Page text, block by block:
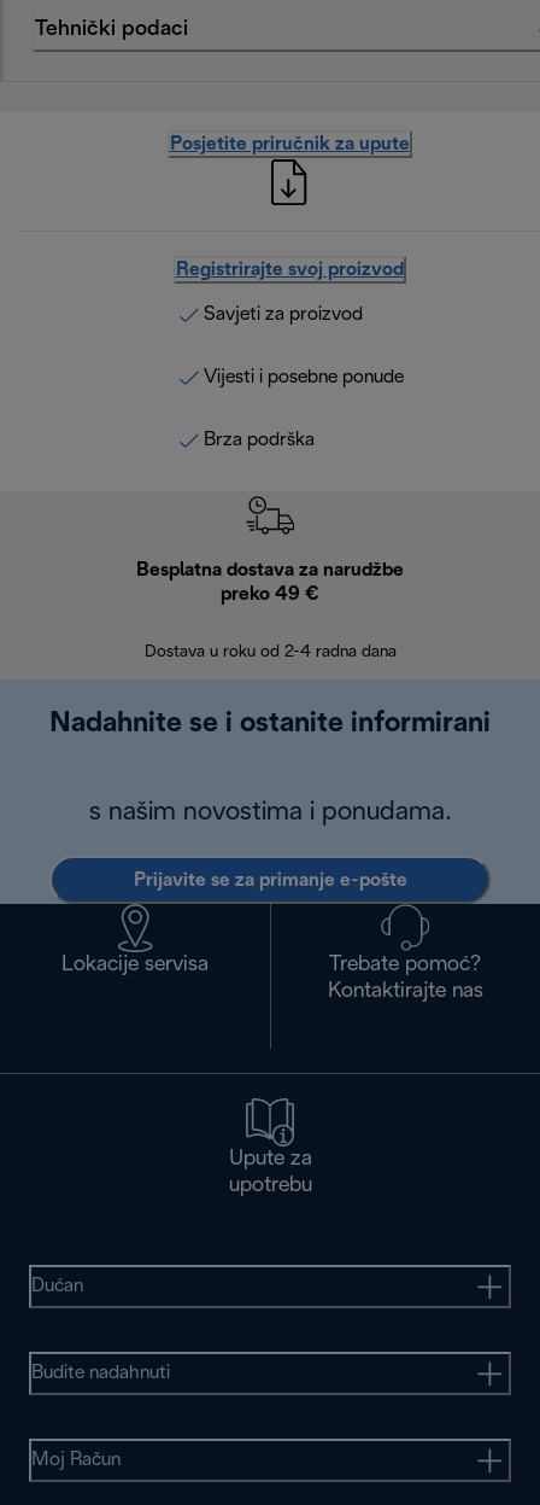
Tehnički podaci
Posjetite priručnik za upute
Registrirajte svoj proizvod
Savjeti za proizvod
Vijesti i posebne ponude
Brza podrška
Besplatna dostava za narudžbe
preko 49 €
Dostava u roku od 2-4 radna dana
Nadahnite se i ostanite informirani
s našim novostima i ponudama.
Prijavite se za primanje e-pošte
Lokacije servisa
Trebate pomoć?
Kontaktirajte nas
Upute za
upotrebu
Dućan
Budite nadahnuti
Moj Račun